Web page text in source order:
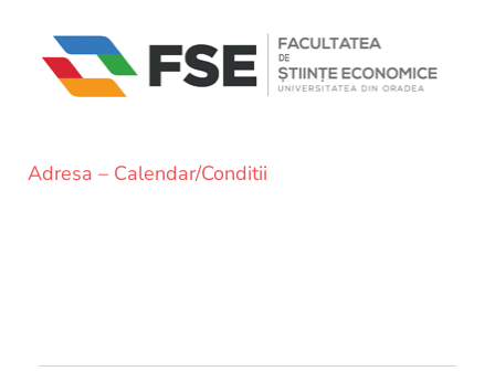
proiecte
Adresa – Calendar/Conditii